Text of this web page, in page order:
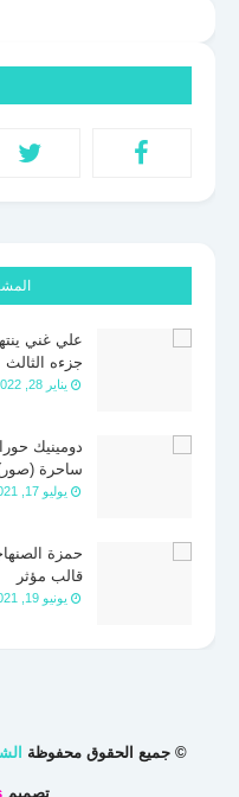
علي غني
جزءه الثالث
يناير 28, 2022
دومينيك
ساحرة
يوليو 17, 2021
حمزة
قالب مؤثر
يونيو 19, 2021
© جميع الحقوق محفوظة
تصميم